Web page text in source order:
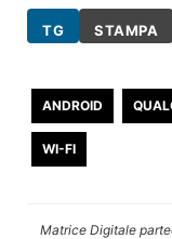
TG STAMPA
ANDROID
WI-FI
Matrice Digitale